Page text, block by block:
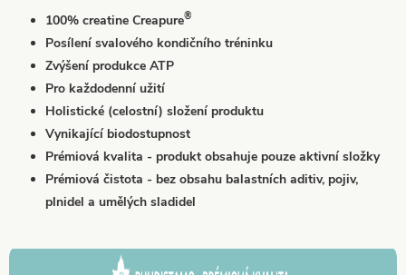
100% creatine Creapure®
Posílení svalového kondičního tréninku
Zvýšení produkce ATP
Pro každodenní užití
Holistické (celostní) složení produktu
Vynikající biodostupnost
Prémiová kvalita - produkt obsahuje pouze aktivní složky
Prémiová čistota - bez obsahu balastních aditiv, pojiv,
plnidel a umělých sladidel